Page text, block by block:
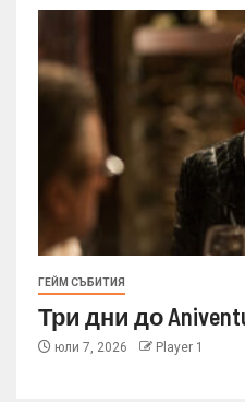
ГЕЙМ СЪБИТИЯ
Три дни до
юли 7, 2026 Player 1